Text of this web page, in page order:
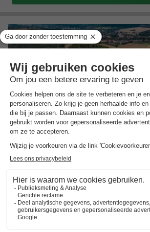
Trixi Ferienpark Zittauer Gebirge
Saksen, Grossschonau Kaart
8.8 Zeer goed
Familie vriendelijk park in Saksen
Meer, zwembaden en SPA
Animatie voor de kids